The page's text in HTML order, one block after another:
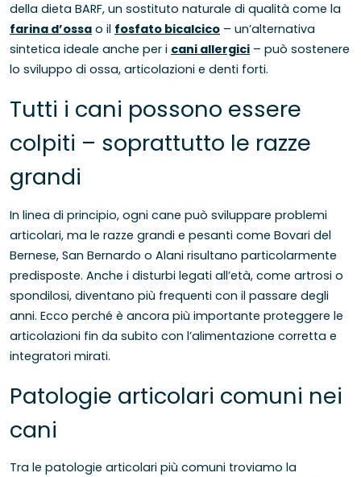
della dieta BARF, un sostituto naturale di qualità come la
farina d’ossa o il fosfato bicalcico – un’alternativa
sintetica ideale anche per i cani allergici – può sostenere
lo sviluppo di ossa, articolazioni e denti forti.
Tutti i cani possono essere
colpiti – soprattutto le razze
grandi
In linea di principio, ogni cane può sviluppare problemi
articolari, ma le razze grandi e pesanti come Bovari del
Bernese, San Bernardo o Alani risultano particolarmente
predisposte. Anche i disturbi legati all’età, come artrosi o
spondilosi, diventano più frequenti con il passare degli
anni. Ecco perché è ancora più importante proteggere le
articolazioni fin da subito con l’alimentazione corretta e
integratori mirati.
Patologie articolari comuni nei
cani
Tra le patologie articolari più comuni troviamo la